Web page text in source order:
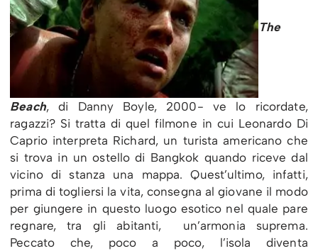
The
Beach, di Danny Boyle, 2000- ve lo ricordate,
ragazzi? Si tratta di quel filmone in cui Leonardo Di
Caprio interpreta Richard, un turista americano che
si trova in un ostello di Bangkok quando riceve dal
vicino di stanza una mappa. Quest’ultimo, infatti,
prima di togliersi la vita, consegna al giovane il modo
per giungere in questo luogo esotico nel quale pare
regnare, tra gli abitanti, un’armonia suprema.
Peccato che, poco a poco, l’isola diventa